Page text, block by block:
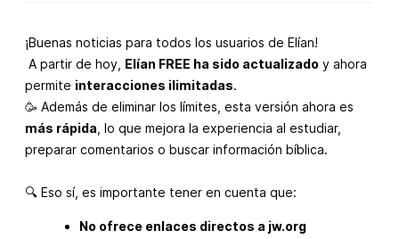
¡Buenas noticias para todos los usuarios de Elían!
A partir de hoy, Elían FREE ha sido actualizado y ahora
permite interacciones ilimitadas.
🥳 Además de eliminar los límites, esta versión ahora es
más rápida , lo que mejora la experiencia al estudiar,
preparar comentarios o buscar información bíblica.
🔍 Eso sí, es importante tener en cuenta que:
No ofrece enlaces directos a jw.org